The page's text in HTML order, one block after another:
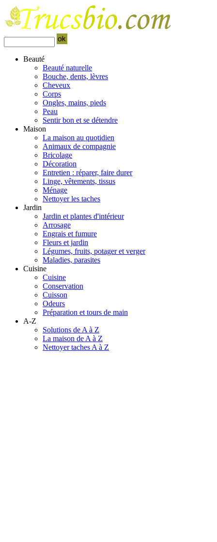
Beauté
Beauté naturelle
Bouche, dents, lèvres
Cheveux
Corps
Ongles, mains, pieds
Peau
Sentir bon et se détendre
Maison
La maison au quotidien
Animaux de compagnie
Bricolage
Décoration
Entretien : réparer, faire durer
Linge, vêtements, tissus
Ménage
Nettoyer les taches
Jardin
Jardin et plantes d'intérieur
Arrosage
Engrais et fumure
Fleurs et jardin
Légumes, fruits, potager et verger
Maladies, parasites
Cuisine
Cuisine
Conservation
Cuisson
Odeurs
Préparation et tours de main
A-Z
Solutions de A à Z
La maison de A à Z
Nettoyer taches A à Z